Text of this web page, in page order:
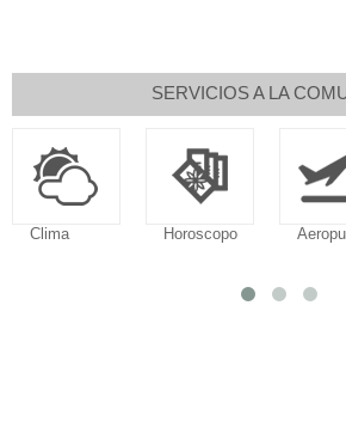
SERVICIOS A LA
Clima Horoscopo